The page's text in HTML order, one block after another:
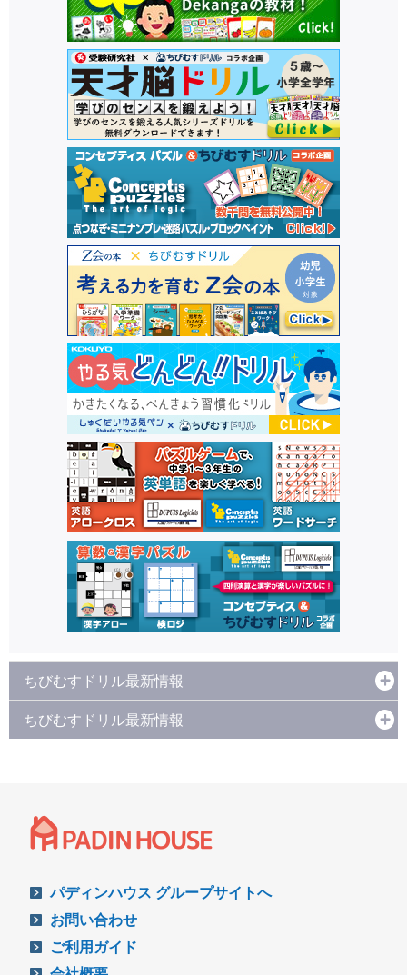
ちびむすドリル最新情報
ちびむすドリル最新情報
パディンハウス グループサイトへ
お問い合わせ
ご利用ガイド